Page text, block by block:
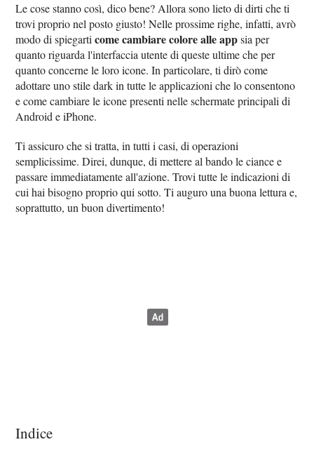
Le cose stanno così, dico bene? Allora sono lieto di dirti che ti
trovi proprio nel posto giusto! Nelle prossime righe, infatti, avrò
modo di spiegarticome cambiare colore alle appsia per
quanto riguarda l'interfaccia utente di queste ultime che per
quanto concerne le loro icone. In particolare, ti dirò come
adottare uno stile dark in tutte le applicazioni che lo consentono
e come cambiare le icone presenti nelle schermate principali di
Android e iPhone.
Ti assicuro che si tratta, in tutti i casi, di operazioni
semplicissime. Direi, dunque, di mettere al bando le ciance e
passare immediatamente all'azione. Trovi tutte le indicazioni di
cui hai bisogno proprio qui sotto. Ti auguro una buona lettura e,
soprattutto, un buon divertimento!
Indice